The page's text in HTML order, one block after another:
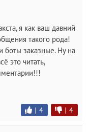
я как ваш давний
такого рода!
боты заказные. Ну на
это читать,
| 4 | 4